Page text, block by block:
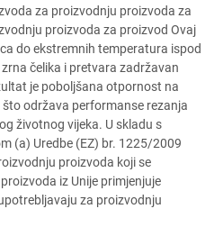
za proizvodnju proizvoda za
proizvoda za proizvod Ovaj
do ekstremnih temperatura ispod
čelika i pretvara zadržavan
je poboljšana otpornost na
održava performanse rezanja
životnog vijeka. U skladu s
(a) Uredbe (EZ) br. 1225/2009
proizvoda koji se
iz Unije primjenjuje
za proizvodnju